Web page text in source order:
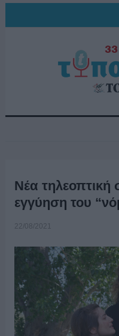
Νέα τηλεοπτική
εγγύηση του
22/08/2021